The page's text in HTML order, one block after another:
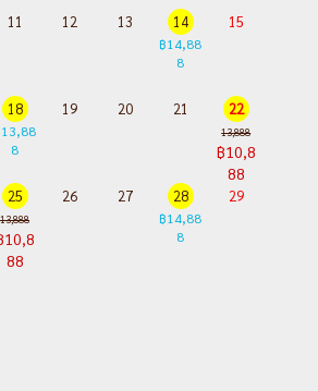
11 12 13
14
฿14,88
8
15
18
8
19 20 21 22
13,888
฿10,8
88
25
13,888
10,8
88
26 27
28
฿14,88
8
29